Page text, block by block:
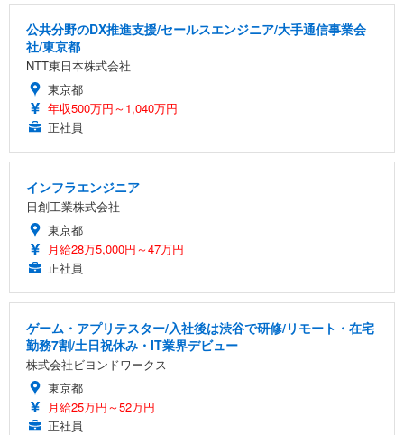
公共分野のDX推進支援/セールスエンジニア/大手通信事業会
社/東京都
NTT東日本株式会社
東京都
年収500万円～1,040万円
正社員
インフラエンジニア
日創工業株式会社
東京都
月給28万5,000円～47万円
正社員
ゲーム・アプリテスター/入社後は渋谷で研修/リモート・在宅
勤務7割/土日祝休み・IT業界デビュー
株式会社ビヨンドワークス
東京都
月給25万円～52万円
正社員